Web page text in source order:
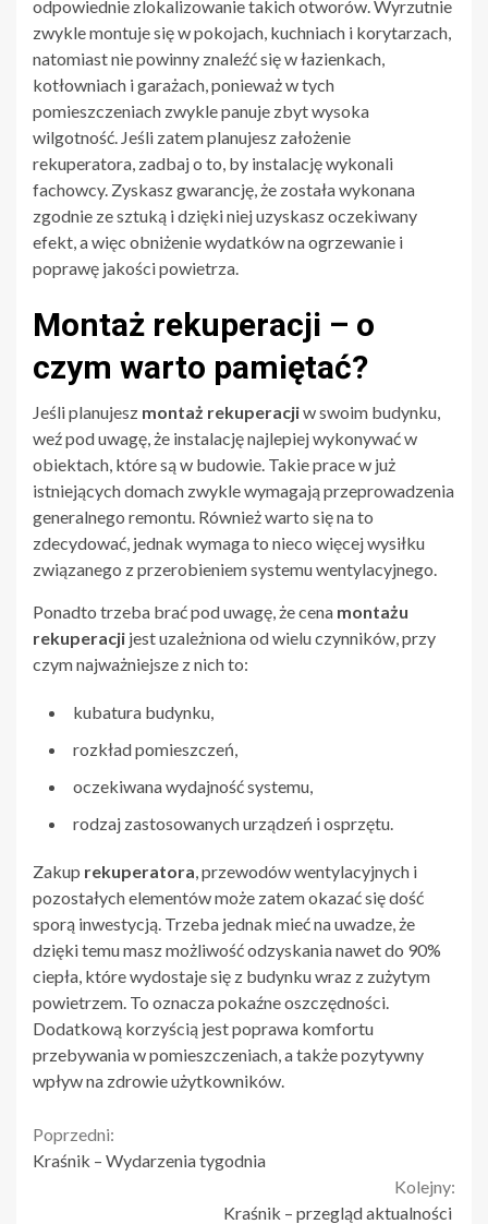
odpowiednie zlokalizowanie takich otworów. Wyrzutnie
zwykle montuje się w pokojach, kuchniach i korytarzach,
natomiast nie powinny znaleźć się w łazienkach,
kotłowniach i garażach, ponieważ w tych
pomieszczeniach zwykle panuje zbyt wysoka
wilgotność. Jeśli zatem planujesz założenie
rekuperatora , zadbaj o to, by instalację wykonali
fachowcy. Zyskasz gwarancję, że została wykonana
zgodnie ze sztuką i dzięki niej uzyskasz oczekiwany
efekt, a więc obniżenie wydatków na ogrzewanie i
poprawę jakości powietrza.
Montaż rekuperacji – o
czym warto pamiętać?
Jeśli planujesz montaż rekuperacjiw swoim budynku,
weź pod uwagę, że instalację najlepiej wykonywać w
obiektach, które są w budowie. Takie prace w już
istniejących domach zwykle wymagają przeprowadzenia
generalnego remontu. Również warto się na to
zdecydować, jednak wymaga to nieco więcej wysiłku
związanego z przerobieniem systemu wentylacyjnego.
Ponadto trzeba brać pod uwagę, że cena montażu
rekuperacji jest uzależniona od wielu czynników, przy
czym najważniejsze z nich to:
kubatura budynku,
rozkład pomieszczeń,
oczekiwana wydajność systemu,
rodzaj zastosowanych urządzeń i osprzętu.
Zakup rekuperatora , przewodów wentylacyjnych i
pozostałych elementów może zatem okazać się dość
sporą inwestycją. Trzeba jednak mieć na uwadze, że
dzięki temu masz możliwość odzyskania nawet do 90%
ciepła, które wydostaje się z budynku wraz z zużytym
powietrzem. To oznacza pokaźne oszczędności.
Dodatkową korzyścią jest poprawa komfortu
przebywania w pomieszczeniach, a także pozytywny
wpływ na zdrowie użytkowników.
Continue
Reading
Poprzedni:
Kraśnik – Wydarzenia tygodnia
Kolejny:
Kraśnik – przegląd aktualności